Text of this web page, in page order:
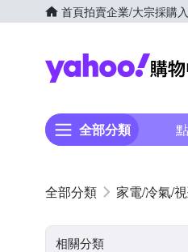
首頁拍賣企業/大宗採購
全部分類
家電/冷氣/
相關分類